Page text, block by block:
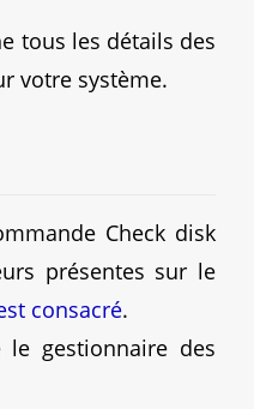
tous les détails des
votre système.
Check disk
présentes sur le
consacré.
le gestionnaire des